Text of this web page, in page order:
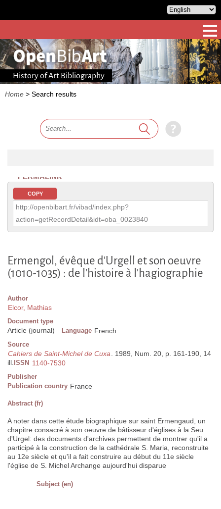
History of Art Bibliography
Home > Search results
PERMALINK
COPY
http://openbibart.fr/vibad/index.php?
action=getRecordDetail&idt=oba_0023840
Ermengol, évêque d'Urgell et son oeuvre
(1010-1035) : de l'histoire à l'hagiographie
Author
Elcor, Mathias
Document type
Article (journal) Language French
Source
Cahiers de Saint-Michel de Cuxa. 1989, Num. 20, p. 161-190, 14
ill. ISSN 1140-7530
Publisher
Publication country France
Abstract (fr)
A noter dans cette étude biographique sur saint Ermengaud, un
chapitre consacré à son oeuvre de bâtisseur d'églises à la Seu
d'Urgel: des documents d'archives permettent de montrer qu'il a
participé à la construction de la cathédrale S. Maria, reconstruite
au 12e siècle et qu'il a fait construire au début du 11e siècle
l'église de S. Michel Archange aujourd'hui disparue
Subject (en)